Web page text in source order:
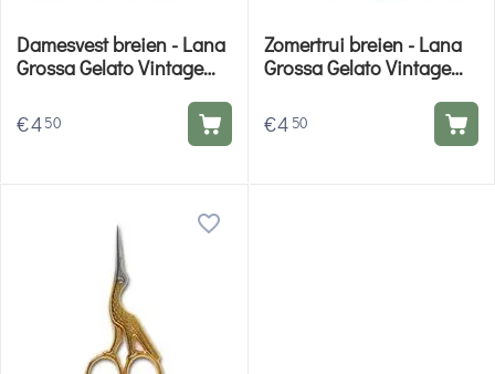
Damesvest breien - Lana
Grossa Gelato Vintage
€4 50
Zomertrui breien - Lana
Grossa Gelato Vintage
€4 50